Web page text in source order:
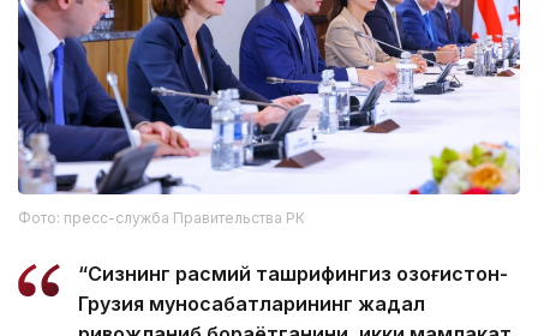
Фото: пресс-служба Правительства РК
“Сизнинг расмий ташрифингиз Қозоғистон-
Грузия муносабатларининг жадал